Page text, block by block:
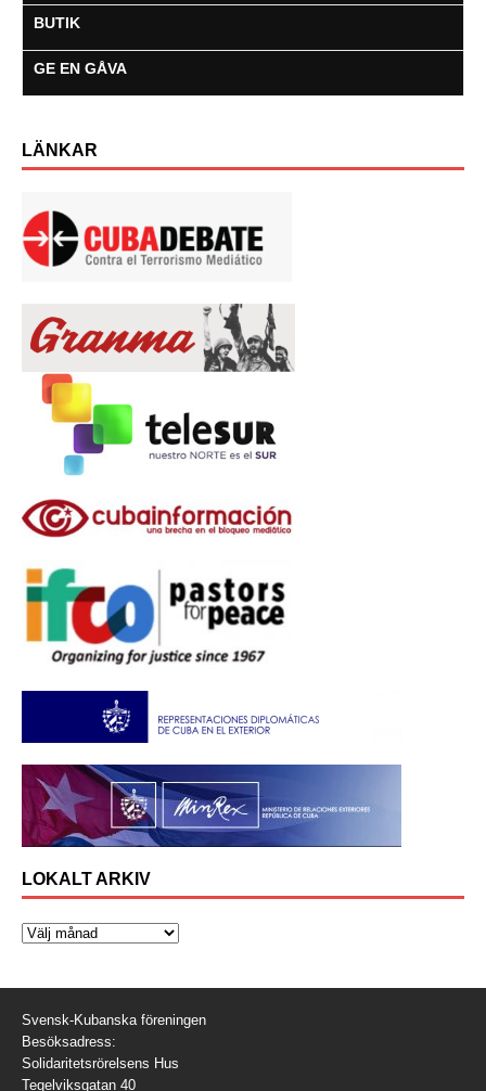
BUTIK
GE EN GÅVA
LÄNKAR
LOKALT ARKIV
Svensk-Kubanska föreningen
Besöksadress:
Solidaritetsrörelsens Hus
Tegelviksgatan 40